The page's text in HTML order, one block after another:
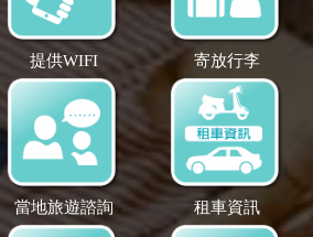
提供WIFI 寄放行李
當地旅遊諮詢 租車資訊